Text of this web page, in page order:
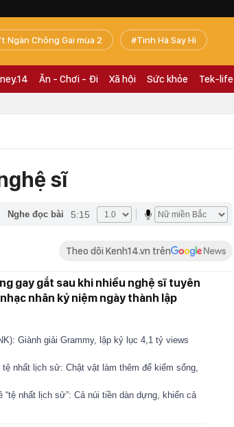
Ngàn Chông Gai mùa 2 Tinh Hà Say Hi
Ăn - Chơi - Đi Xã hội Sức khỏe Tek-life
sĩ
Nghe đọc bài 5:15
Theo dõi Kenh14.vn trên
gay gắt sau khi nhiều nghệ sĩ tuyên
nhân kỷ niệm ngày thành lập
Giành giải Grammy, lập kỷ lục 4,1 tỷ views
nhất lịch sử: Chật vật làm thêm để kiếm sống,
nhất lịch sử”: Cả núi tiền dàn dựng, khiến cả